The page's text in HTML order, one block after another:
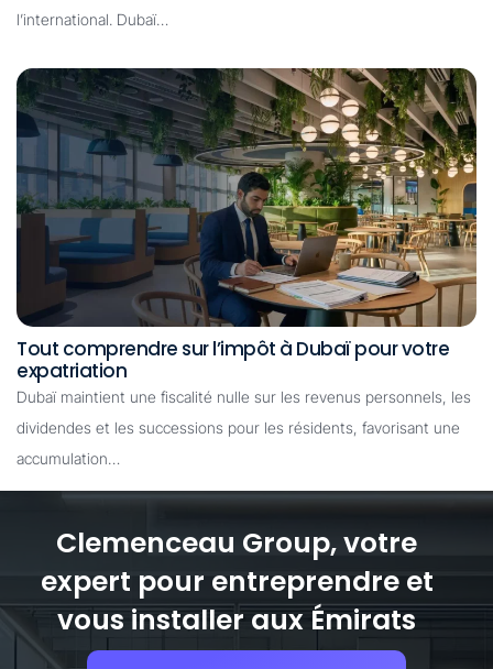
l’international. Dubaï…
Tout comprendre sur l’impôt à Dubaï pour votre
expatriation
Dubaï maintient une fiscalité nulle sur les revenus personnels, les
dividendes et les successions pour les résidents, favorisant une
accumulation…
Clemenceau Group, votre
expert pour entreprendre et
vous installer aux Émirats